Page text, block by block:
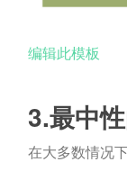
编辑此模板
3.最中
在大多数情况